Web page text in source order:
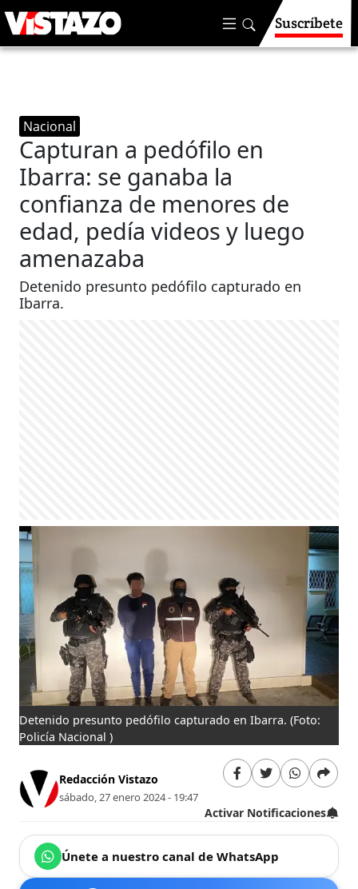
Suscríbete
Nacional
Capturan a pedófilo en
Ibarra: se ganaba la
confianza de menores de
edad, pedía videos y luego
amenazaba
Detenido presunto pedófilo capturado en
Ibarra.
Detenido presunto pedófilo capturado en Ibarra.(Foto:
Policía Nacional )
Redacción Vistazo
sábado, 27 enero 2024 - 19:47
Activar Notificaciones
Únete a nuestro canal de WhatsApp